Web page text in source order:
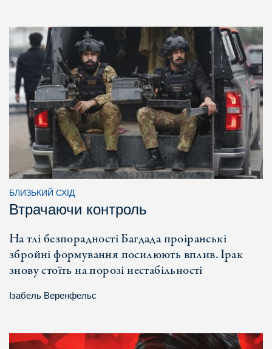
БЛИЗЬКИЙ СХІД
Втрачаючи контроль
На тлі безпорадності Багдада проіранські
збройні формування посилюють вплив. Ірак
знову стоїть на порозі нестабільності
Ізабель Веренфельс